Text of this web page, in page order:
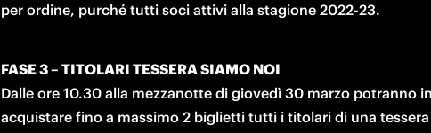
per ordine, purché tutti soci attivi alla stagione 2022-23.
FASE 3 – TITOLARI TESSERA SIAMO NOI
Dalle ore 10.30 alla mezzanotte di giovedì 30 marzo potranno
acquistare fino a massimo 2 biglietti tutti i titolari di una tessera